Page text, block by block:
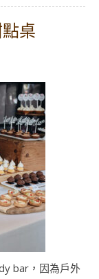
桌
bar，因為戶外